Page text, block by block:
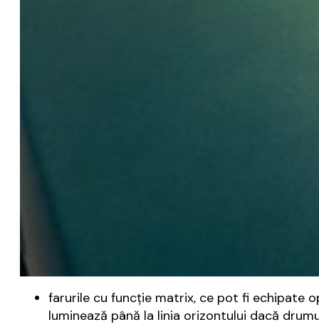
farurile cu funcție matrix, ce pot fi echipate
luminează până la linia orizontului dacă